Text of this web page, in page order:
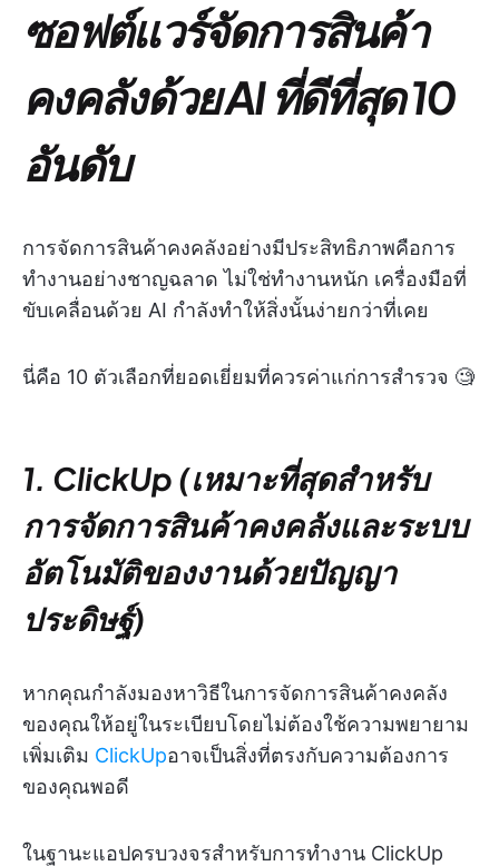
ซอฟต์แวร์จัดการสินค้า
คงคลังด้วย AI ที่ดีที่สุด 10
อันดับ
การจัดการสินค้าคงคลังอย่างมีประสิทธิภาพคือการ
ทำงานอย่างชาญฉลาด ไม่ใช่ทำงานหนัก เครื่องมือที่
ขับเคลื่อนด้วย AI กำลังทำให้สิ่งนั้นง่ายกว่าที่เคย
นี่คือ 10 ตัวเลือกที่ยอดเยี่ยมที่ควรค่าแก่การสำรวจ 🧐
1. ClickUp (เหมาะที่สุดสำหรับ
การจัดการสินค้าคงคลังและระบบ
อัตโนมัติของงานด้วยปัญญา
ประดิษฐ์)
หากคุณกำลังมองหาวิธีในการจัดการสินค้าคงคลัง
ของคุณให้อยู่ในระเบียบโดยไม่ต้องใช้ความพยายาม
เพิ่มเติม ClickUpอาจเป็นสิ่งที่ตรงกับความต้องการ
ของคุณพอดี
ในฐานะแอปครบวงจรสำหรับการทำงาน ClickUp